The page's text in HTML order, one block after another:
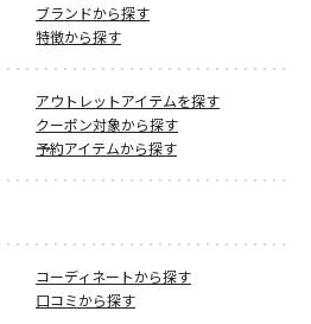
ブランドから探す
特徴から探す
アウトレットアイテムを探す
クーポン対象から探す
予約アイテムから探す
コーディネートから探す
口コミから探す